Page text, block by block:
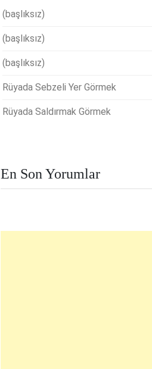
(başlıksız)
(başlıksız)
(başlıksız)
Rüyada Sebzeli Yer Görmek
Rüyada Saldırmak Görmek
En Son Yorumlar